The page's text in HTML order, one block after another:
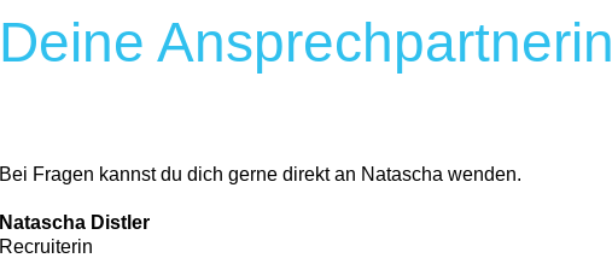
Deine Ansprechpartnerin
Bei Fragen kannst du dich gerne direkt an Natascha wenden.
Natascha Distler
Recruiterin